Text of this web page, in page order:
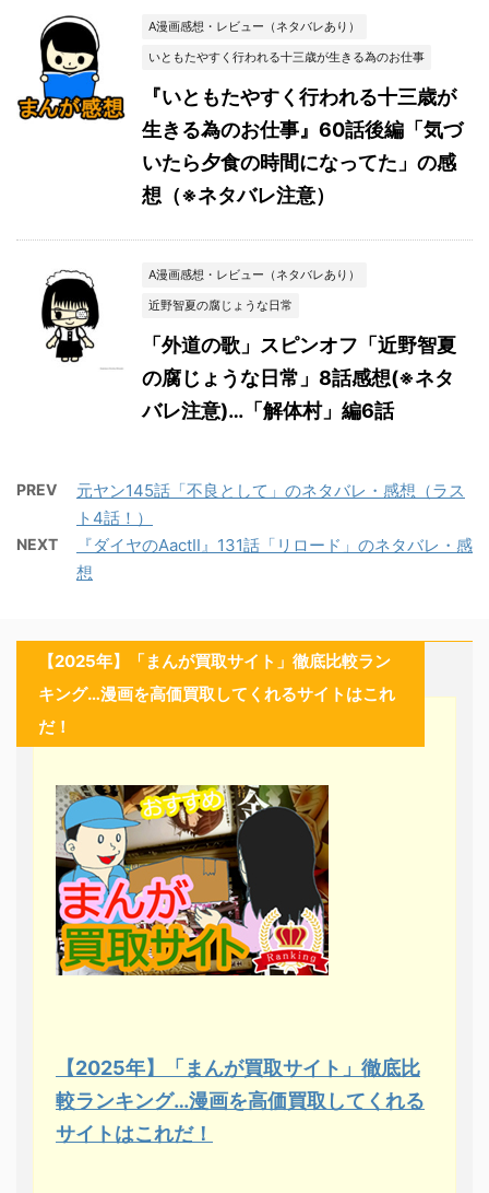
A漫画感想・レビュー（ネタバレあり）
いともたやすく行われる十三歳が生きる為のお仕事
『いともたやすく行われる十三歳が
生きる為のお仕事』60話後編「気づ
いたら夕食の時間になってた」の感
想（※ネタバレ注意）
A漫画感想・レビュー（ネタバレあり）
近野智夏の腐じょうな日常
「外道の歌」スピンオフ「近野智夏
の腐じょうな日常」8話感想(※ネタ
バレ注意)…「解体村」編6話
PREV
元ヤン145話「不良として」のネタバレ・感想（ラス
ト4話！）
NEXT
『ダイヤのAactⅡ』131話「リロード」のネタバレ・感
想
【2025年】「まんが買取サイト」徹底比較ラン
キング…漫画を高価買取してくれるサイトはこれ
だ！
【2025年】「まんが買取サイト」徹底比
較ランキング…漫画を高価買取してくれる
サイトはこれだ！